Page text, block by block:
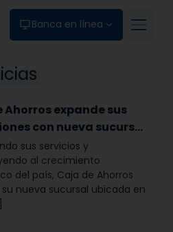
Banca en línea
Ahorros expande sus
con nueva sucursal
del Este
sus servicios y
al crecimiento
del país, Caja de Ahorros
nueva sucursal ubicada en